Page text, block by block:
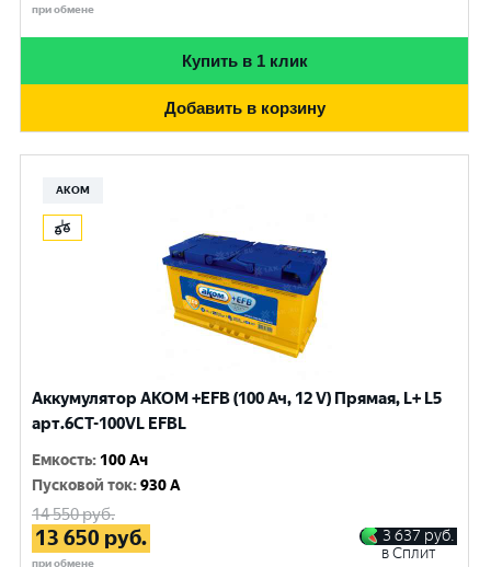
при обмене
Купить в 1 клик
Добавить в корзину
АКОМ
Аккумулятор AKOM +EFB (100 Ач, 12 V) Прямая, L+ L5
арт.6СТ-100VL EFBL
Емкость: 100 Ач
Пусковой ток:930 A
14 550руб.
13 650 руб.
при обмене
3 637 руб.
в Сплит